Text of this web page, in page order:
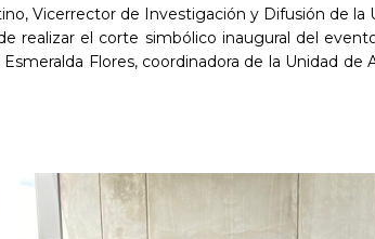
Vicerrector de Investigación y Difusión de
realizar el corte simbólico inaugural del
Flores, coordinadora de la Unidad de